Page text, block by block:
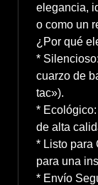
elegancia,
o como un
¿Por qué
*
cuarzo de
tac»).
*
de alta
* Listo para
para una
* Envío